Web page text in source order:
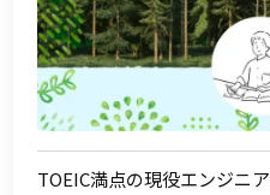
TOEIC満点の現役エンジニ